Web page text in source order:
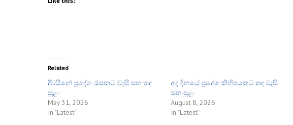
Related
දිවයිනේ ප්‍රදේශ රැසකට වැසි සහ තද
සුළං
May 31, 2026
In "Latest"
අද දිනයේ ප්‍රදේශ කිහිපයකට තද වැසි
සහ සුළං
August 8, 2026
In "Latest"